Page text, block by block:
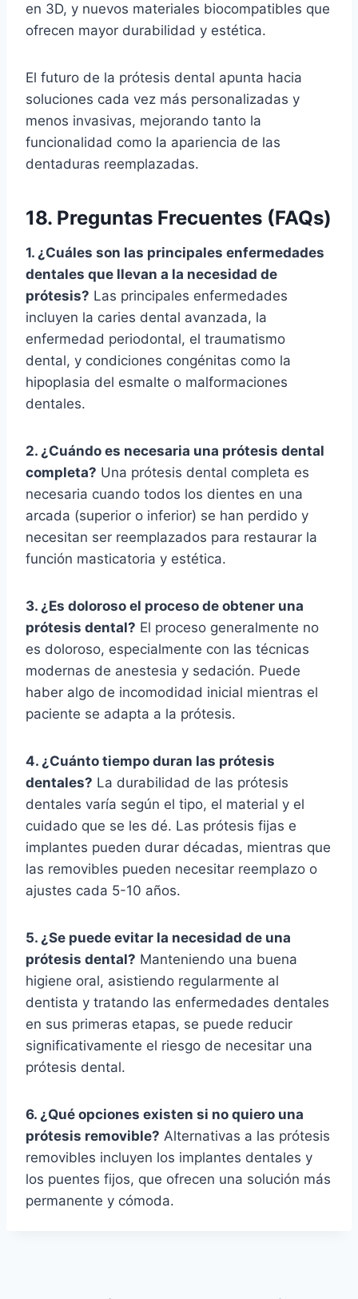
en 3D, y nuevos materiales biocompatibles que
ofrecen mayor durabilidad y estética.
El futuro de la prótesis dental apunta hacia
soluciones cada vez más personalizadas y
menos invasivas, mejorando tanto la
funcionalidad como la apariencia de las
dentaduras reemplazadas.
18. Preguntas Frecuentes (FAQs)
1. ¿Cuáles son las principales enfermedades
dentales que llevan a la necesidad de
prótesis? Las principales enfermedades
incluyen la caries dental avanzada, la
enfermedad periodontal, el traumatismo
dental, y condiciones congénitas como la
hipoplasia del esmalte o malformaciones
dentales.
2. ¿Cuándo es necesaria una prótesis dental
completa? Una prótesis dental completa es
necesaria cuando todos los dientes en una
arcada (superior o inferior) se han perdido y
necesitan ser reemplazados para restaurar la
función masticatoria y estética.
3. ¿Es doloroso el proceso de obtener una
prótesis dental? El proceso generalmente no
es doloroso, especialmente con las técnicas
modernas de anestesia y sedación. Puede
haber algo de incomodidad inicial mientras el
paciente se adapta a la prótesis.
4. ¿Cuánto tiempo duran las prótesis
dentales? La durabilidad de las prótesis
dentales varía según el tipo, el material y el
cuidado que se les dé. Las prótesis fijas e
implantes pueden durar décadas, mientras que
las removibles pueden necesitar reemplazo o
ajustes cada 5-10 años.
5. ¿Se puede evitar la necesidad de una
prótesis dental? Manteniendo una buena
higiene oral, asistiendo regularmente al
dentista y tratando las enfermedades dentales
en sus primeras etapas, se puede reducir
significativamente el riesgo de necesitar una
prótesis dental.
6. ¿Qué opciones existen si no quiero una
prótesis removible? Alternativas a las prótesis
removibles incluyen los implantes dentales y
los puentes fijos, que ofrecen una solución más
permanente y cómoda.